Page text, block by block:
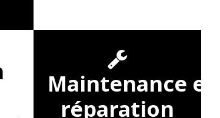
Maintenance et
réparation